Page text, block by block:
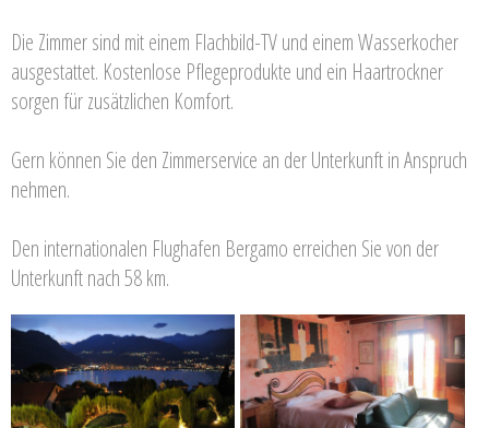
Die Zimmer sind mit einem Flachbild-TV und einem Wasserkocher
ausgestattet. Kostenlose Pflegeprodukte und ein Haartrockner
sorgen für zusätzlichen Komfort.
Gern können Sie den Zimmerservice an der Unterkunft in Anspruch
nehmen.
Den internationalen Flughafen Bergamo erreichen Sie von der
Unterkunft nach 58 km.